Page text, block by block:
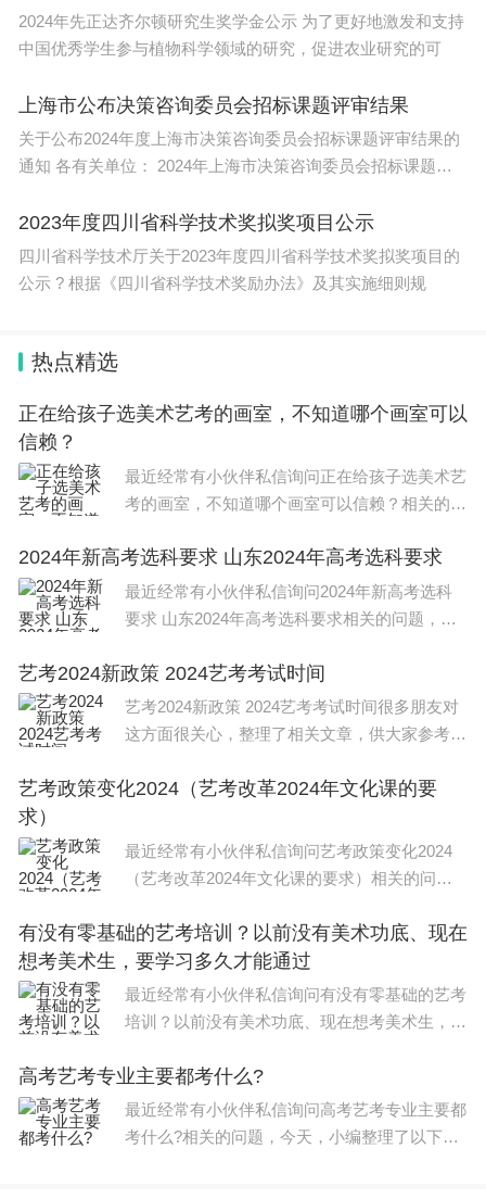
2024年先正达齐尔顿研究生奖学金公示 为了更好地激发和支持
中国优秀学生参与植物科学领域的研究，促进农业研究的可
上海市公布决策咨询委员会招标课题评审结果
关于公布2024年度上海市决策咨询委员会招标课题评审结果的
通知 各有关单位： 2024年上海市决策咨询委员会招标课题已
2023年度四川省科学技术奖拟奖项目公示
四川省科学技术厅关于2023年度四川省科学技术奖拟奖项目的
公示 ? 根据《四川省科学技术奖励办法》及其实施细则规
热点精选
正在给孩子选美术艺考的画室，不知道哪个画室可以
信赖？
最近经常有小伙伴私信询问正在给孩子选美术艺
考的画室，不知道哪个画室可以信赖？相关的问
家有所帮助。 美术艺考学校排名是：中央美术
学院、中国美术学院、
2024年新高考选科要求 山东2024年高考选科要求
最近经常有小伙伴私信询问2024年新高考选科
要求 山东2024年高考选科要求相关的问题，今
帮助。 2024年新高考选科要求如下： 教育部要
求同一高校相
艺考2024新政策 2024艺考考试时间
艺考2024新政策 2024艺考考试时间很多朋友对
这方面很关心，整理了相关文章，供大家参考，
进一步扩大省级统考范围。 2、严控校考范围和
艺考政策变化2024（艺考改革2024年文化课的要
求）
最近经常有小伙伴私信询问艺考政策变化2024
（艺考改革2024年文化课的要求）相关的问
家有所帮助。 艺考政策变化2024如下： 1、本
科艺术类专业点增加。
有没有零基础的艺考培训？以前没有美术功底、现在
想考美术生，要学习多久才能通过
最近经常有小伙伴私信询问有没有零基础的艺考
培训？以前没有美术功底、现在想考美术生，要
了以下内容，希望可以对大家有所帮助。 2024
年高考艺考政策： 一
高考艺考专业主要都考什么?
最近经常有小伙伴私信询问高考艺考专业主要都
考什么?相关的问题，今天，小编整理了以下内